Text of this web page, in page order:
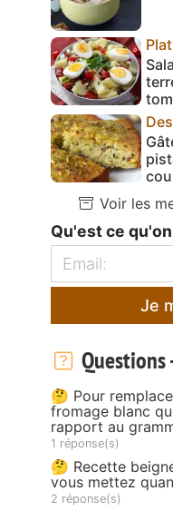
Plat
Voir les
Qu'est ce
Je
Questions
🤔 Pour
fromage blanc
rapport au
1 réponse(s)
🤔 Recette
vous mettez
2 réponse(s)